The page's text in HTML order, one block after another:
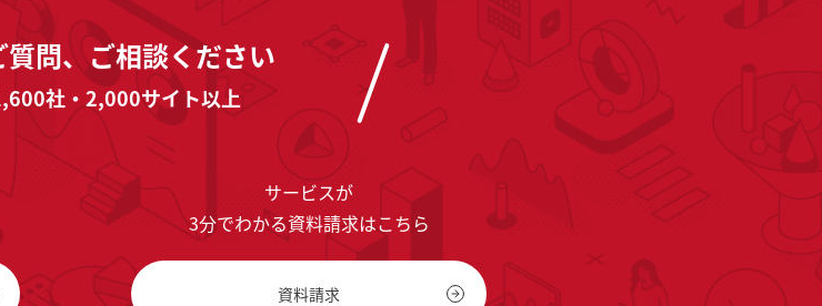
質問、ご相談ください
社・2,000サイト以上
サービスが
3分でわかる資料請求はこちら
資料請求